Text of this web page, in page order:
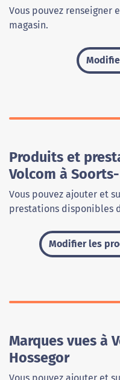
Vous pouvez renseigner
magasin.
Produits et
Volcom à
Vous pouvez ajouter et
prestations disponibles
Modifier les
Marques vues à
Hossegor